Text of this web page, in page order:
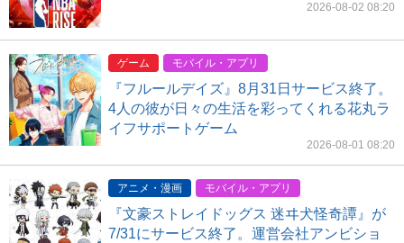
2026-08-02 08:20
ゲーム モバイル・アプリ
『フルールデイズ』8月31日サービス終了。
4人の彼が日々の生活を彩ってくれる花丸ラ
イフサポートゲーム
2026-08-01 08:20
アニメ・漫画 モバイル・アプリ
『文豪ストレイドッグス 迷ヰ犬怪奇譚』が
7/31にサービス終了。運営会社アンビショ